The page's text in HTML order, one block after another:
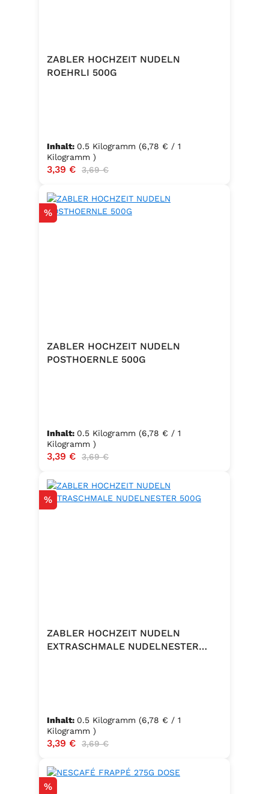
ZABLER HOCHZEIT NUDELN
ROEHRLI 500G
Inhalt: 0.5 Kilogramm (6,78 € / 1
Kilogramm )
Verkaufspreis:
3,39 € Regulärer Preis:
3,69 €
Rabatt
%
ZABLER HOCHZEIT NUDELN
POSTHOERNLE 500G
Inhalt: 0.5 Kilogramm (6,78 € / 1
Kilogramm )
Verkaufspreis:
3,39 € Regulärer Preis:
3,69 €
Rabatt
%
ZABLER HOCHZEIT NUDELN
EXTRASCHMALE NUDELNESTER
Inhalt: 0.5 Kilogramm (6,78 € / 1
Kilogramm )
Verkaufspreis:
3,39 € Regulärer Preis:
3,69 €
Rabatt
%